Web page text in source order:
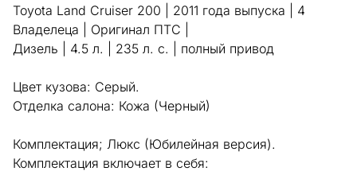
Toyota Land Cruiser 200 | 2011 года выпуска | 4
Владелеца | Оригинал ПТС |
Дизель | 4.5 л. | 235 л. с. | полный привод
Цвет кузова: Серый.
Отделка салона: Кожа (Черный)
Комплектация; Люкс (Юбилейная версия).
Комплектация включает в себя: